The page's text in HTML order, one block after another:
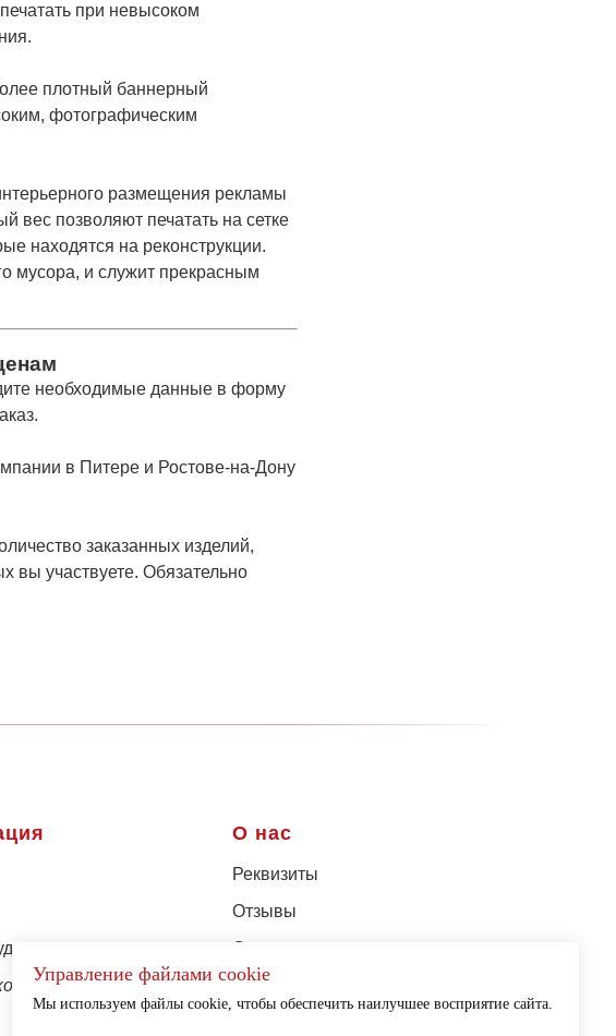
Управление файлами cookie
Мы используем файлы cookie, чтобы обеспечить наилучшее восприятие сайта.
при невысоком
плотный баннерный
фотографическим
размещения рекламы
вес позволяют печатать на сетке
находятся на реконструкции.
мусора, и служит прекрасным
необходимые данные в форму
в Питере и Ростове-на-Дону
заказанных изделий,
вы участвуете. Обязательно
О нас
Реквизиты
Отзывы
Соц.сети
Контакты